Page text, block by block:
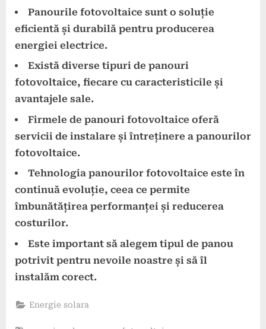
Panourile fotovoltaice sunt o soluție
eficientă și durabilă pentru producerea
energiei electrice.
Există diverse tipuri de panouri
fotovoltaice, fiecare cu caracteristicile și
avantajele sale.
Firmele de panouri fotovoltaice oferă
servicii de instalare și întreținere a panourilor
fotovoltaice.
Tehnologia panourilor fotovoltaice este în
continuă evoluție, ceea ce permite
îmbunătățirea performanței și reducerea
costurilor.
Este important să alegem tipul de panou
potrivit pentru nevoile noastre și să îl
instalăm corect.
Energie solara